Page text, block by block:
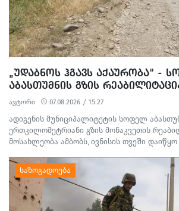
„ᲣᲓᲐᲑᲜᲝᲡ ᲰᲒᲐᲕᲡ ᲐᲥᲐᲣᲠᲝᲑᲐ“ -
ᲐᲑᲐᲡᲗᲣᲛᲜᲘᲡ ᲒᲖᲘᲡ
ᲛᲝᲡᲐᲮᲚᲔᲝᲑᲘᲡ ᲞᲠᲝᲢᲔᲡᲢᲘ
ავტორი 07.08.2026 / 15:27
ადიგენის მუნიციპალიტეტის სოფელ
ერთკილომეტრიანი გზის მონაკვეთის
მოსახლეობა ამბობს, ივნისის თვეში
მტვერი, მოუწესრიგებელი სანიაღვრე
ყოველდღიურ ცხოვრებასა და ტურისტულ
უქმნის.